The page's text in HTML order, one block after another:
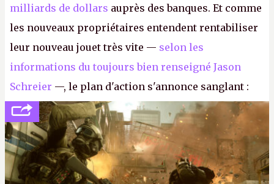
milliards de dollars auprès des banques. Et comme
les nouveaux propriétaires entendent rentabiliser
leur nouveau jouet très vite — selon les
informations du toujours bien renseigné Jason
Schreier —, le plan d'action s'annonce sanglant :
réductions de coûts drastiques, fermetures de
studios et licenciements massifs. En gros, essorer
FCetBattlefield, puis virer le reste.P.